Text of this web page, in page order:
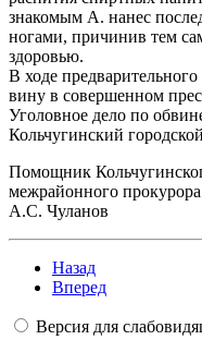
знакомым А. нанес
ногами, причинив тем
здоровью.
В ходе
вину в совершенном
Уголовное дело по
Кольчугинский
Помощник
межрайонного прокурора
А.С. Чуланов
Назад
Вперед
Версия для